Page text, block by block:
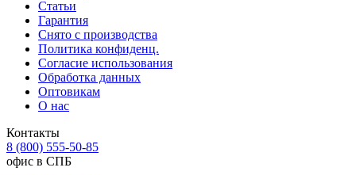
Статьи
Гарантия
Снято с производства
Политика конфиденц.
Согласие использования
Обработка данных
Оптовикам
О нас
Контакты
8 (800) 555-50-85
офис в СПБ